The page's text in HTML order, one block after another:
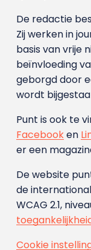
De redactie
Zij werken in
basis van vrije
beïnvloeding
geborgd door
wordt
Punt is ook te
Facebooken
er een
De website
de
WCAG 2.1,
Cookie